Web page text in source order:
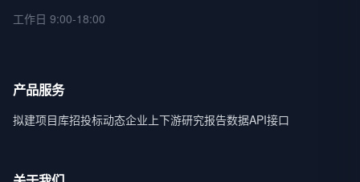
工作日 9:00-18:00
产品服务
拟建项目库招投标动态企业上下游研究报告数据API接口